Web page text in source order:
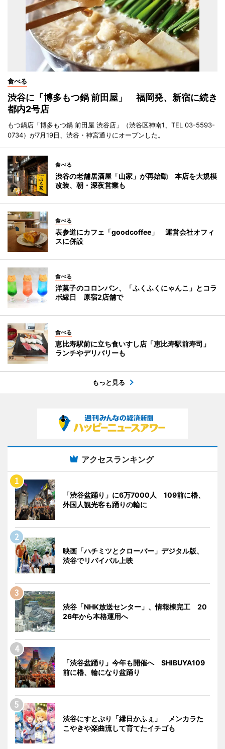
食べる
渋谷に「博多もつ鍋 前田屋」 福岡発、新宿に続き
都内2号店
もつ鍋店「博多もつ鍋 前田屋 渋谷店」（渋谷区神南1、TEL 03-5593-
0734）が7月19日、渋谷・神宮通りにオープンした。
食べる
渋谷の老舗居酒屋「山家」が再始動 本店を大規模
改装、朝・深夜営業も
食べる
表参道にカフェ「goodcoffee」 運営会社オフィ
スに併設
食べる
洋菓子のコロンバン、「ふくふくにゃんこ」とコラ
ボ縁日 原宿2店舗で
食べる
恵比寿駅前に立ち食いすし店「恵比寿駅前寿司」
ランチやデリバリーも
もっと見る
アクセスランキング
「渋谷盆踊り」に6万7000人 109前に櫓、
外国人観光客も踊りの輪に
映画「ハチミツとクローバー」デジタル版、
渋谷でリバイバル上映
渋谷「NHK放送センター」、情報棟完工 20
26年から本格運用へ
「渋谷盆踊り」今年も開催へ SHIBUYA109
前に櫓、輪になり盆踊り
渋谷にすとぷり「縁日かふぇ」 メンカラた
こやきや楽曲流して育てたイチゴも